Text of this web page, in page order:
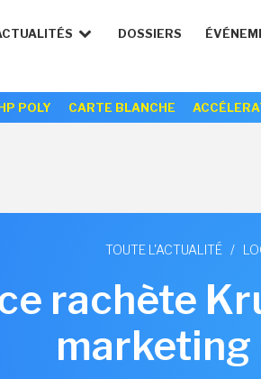
DOSSIERS
POLY CARTE BLANCHE
TOUTE L'ACTUALITÉ /
rachète